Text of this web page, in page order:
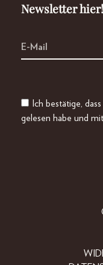
Newsletter hier!
Ich bestätige,
gelesen habe und